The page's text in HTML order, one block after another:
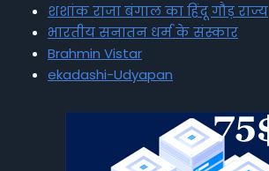
शशांक राजा बंगाल का हिंदू गौड़ राज्य
भारतीय सनातन धर्म के संस्कार
Brahmin Vistar
ekadashi-Udyapan